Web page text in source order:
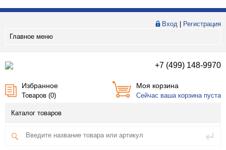
Вход
Регистрация
Главное меню
+7 (499) 148-9970
Избранное
Товаров (0)
Моя корзина
Сейчас ваша корзина пуста
Каталог товаров